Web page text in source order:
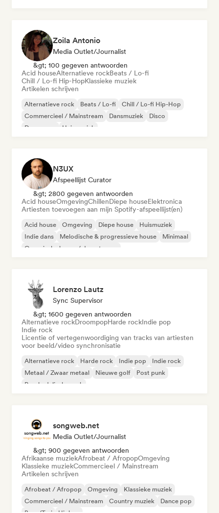
Zoila Antonio
Media Outlet/Journalist
&gt; 100 gegeven antwoorden
Acid houseAlternatieve rockBeats / Lo-fi
Chill / Lo-fi Hip-HopKlassieke muziek
Artikelen schrijven
Alternatieve rock Beats / Lo-fi
Chill / Lo-fi Hip-Hop
Commercieel / Mainstream
Dansmuziek
Disco
Droompop
Huismuziek
N3UX
Afspeellijst Curator
&gt; 2800 gegeven antwoorden
Acid houseOmgevingChillenDiepe houseElektronica
Artiesten toevoegen aan mijn Spotify-afspeellijst(en)
Acid house Omgeving Diepe house
Huismuziek
Indie dans
Melodische & progressieve house
Minimaal
Organische house / downtempo
Lorenzo Lautz
Sync Supervisor
&gt; 1600 gegeven antwoorden
Alternatieve rockDroompopHarde rockIndie pop
Indie rock
Licentie of vertegenwoordiging van tracks van artiesten
voor beeld/video synchronisatie
Alternatieve rock Harde rock Indie pop
Indie rock
Metaal / Zwaar metaal
Nieuwe golf
Post punk
Psychedelische rock
songweb.net
Media Outlet/Journalist
&gt; 900 gegeven antwoorden
Afrikaanse muziekAfrobeat / AfropopOmgeving
Klassieke muziekCommercieel / Mainstream
Artikelen schrijven
Afrobeat / Afropop Omgeving
Klassieke muziek
Commercieel / Mainstream
Country muziek
Dance pop